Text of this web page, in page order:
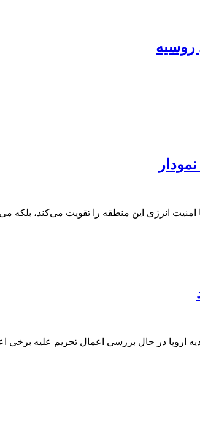
اروپا در حال بررسی اعمال تحریم علیه